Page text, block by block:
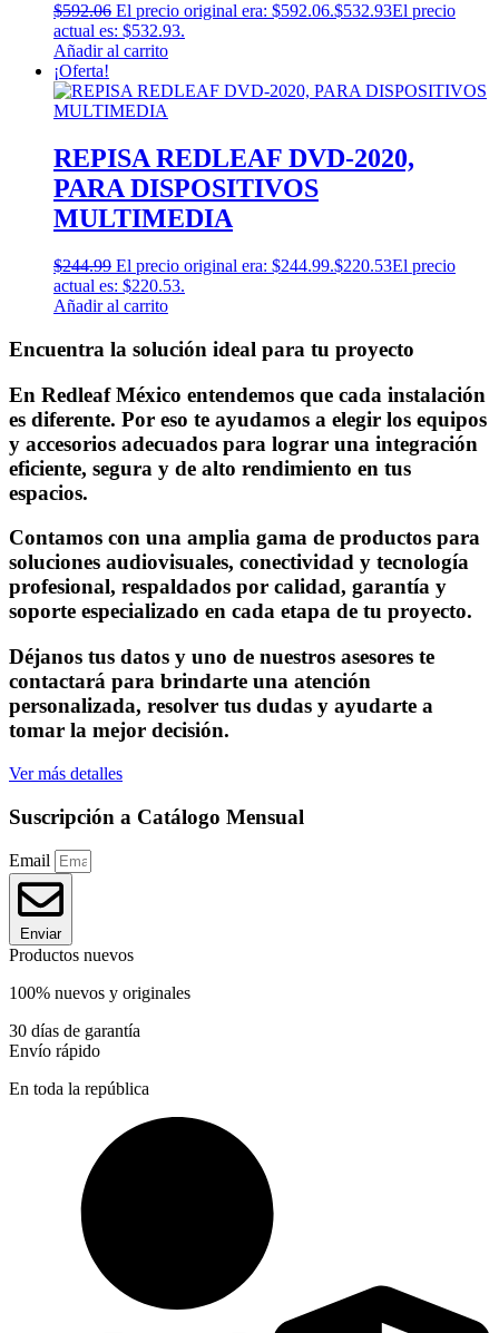
$592.06 El precio original era: $592.06.$532.93El precio
actual es: $532.93.
Añadir al carrito
¡Oferta!
REPISA REDLEAF DVD-2020,
PARA DISPOSITIVOS
MULTIMEDIA
$244.99 El precio original era: $244.99.$220.53El precio
actual es: $220.53.
Añadir al carrito
Encuentra la solución ideal para tu proyecto
En Redleaf México entendemos que cada instalación
es diferente. Por eso te ayudamos a elegir los equipos
y accesorios adecuados para lograr una integración
eficiente, segura y de alto rendimiento en tus
espacios.
Contamos con una amplia gama de productos para
soluciones audiovisuales, conectividad y tecnología
profesional, respaldados por calidad, garantía y
soporte especializado en cada etapa de tu proyecto.
Déjanos tus datos y uno de nuestros asesores te
contactará para brindarte una atención
personalizada, resolver tus dudas y ayudarte a
tomar la mejor decisión.
Ver más detalles
Suscripción a Catálogo Mensual
Email
Enviar
Productos nuevos
100% nuevos y originales
30 días de garantía
Envío rápido
En toda la república